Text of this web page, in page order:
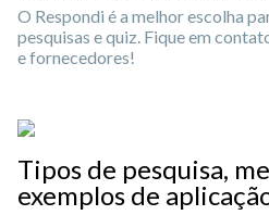
O Respondi é a melhor escolha
pesquisas e quiz. Fique em
e fornecedores!
Tipos de pesquisa,
exemplos de